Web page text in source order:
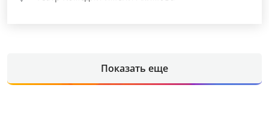
Показать еще